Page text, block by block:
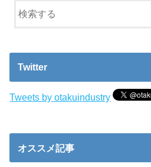
Twitter
Tweets by otakuindustry
オススメ記事